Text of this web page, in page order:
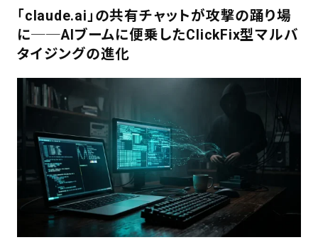
「claude.ai」の共有チャットが攻撃の踊り場
に──AIブームに便乗したClickFix型マルバ
タイジングの進化